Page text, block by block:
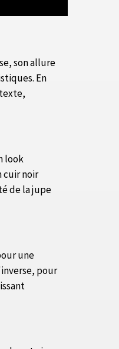
son allure
En
look
cuir noir
de la jupe
une
pour